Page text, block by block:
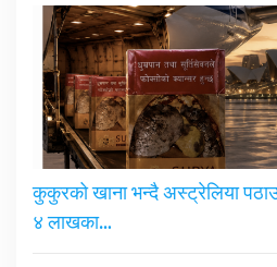
कुकुरको खाना भन्दै अस्ट्रेलिया
४ लाखका…